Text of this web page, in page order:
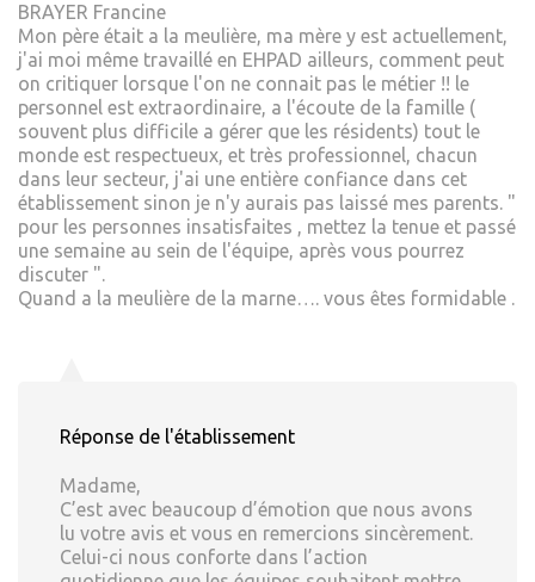
BRAYER Francine
Mon père était a la meulière, ma mère y est actuellement,
j'ai moi même travaillé en EHPAD ailleurs, comment peut
on critiquer lorsque l'on ne connait pas le métier !! le
personnel est extraordinaire, a l'écoute de la famille (
souvent plus difficile a gérer que les résidents) tout le
monde est respectueux, et très professionnel, chacun
dans leur secteur, j'ai une entière confiance dans cet
établissement sinon je n'y aurais pas laissé mes parents. "
pour les personnes insatisfaites , mettez la tenue et passé
une semaine au sein de l'équipe, après vous pourrez
discuter ".
Quand a la meulière de la marne…. vous êtes formidable .
Réponse de l'établissement
Madame,
C’est avec beaucoup d’émotion que nous avons
lu votre avis et vous en remercions sincèrement.
Celui-ci nous conforte dans l’action